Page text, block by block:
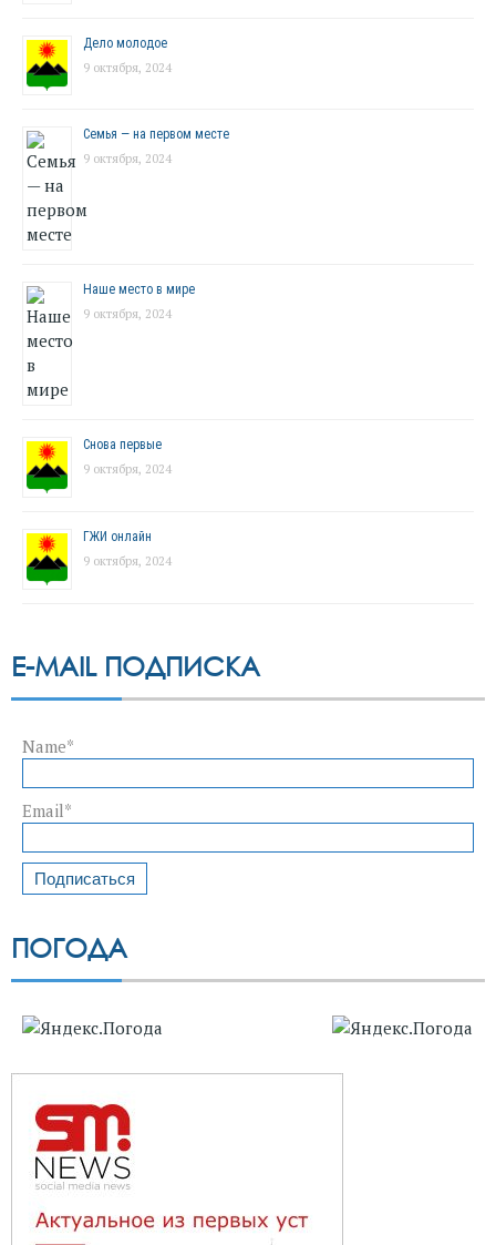
Дело молодое
9 октября, 2024
Семья — на первом месте
9 октября, 2024
Наше место в мире
9 октября, 2024
Снова первые
9 октября, 2024
ГЖИ онлайн
9 октября, 2024
E-MAIL ПОДПИСКА
Name*
Email*
ПОГОДА